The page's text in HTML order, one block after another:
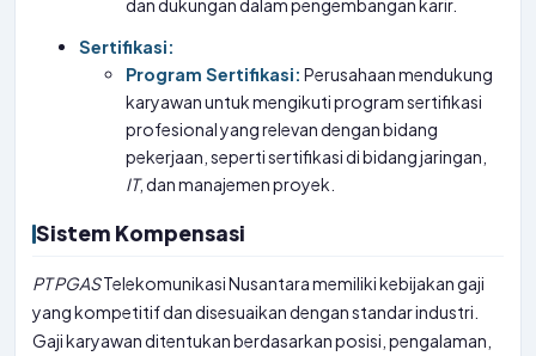
dan dukungan dalam pengembangan karir.
Sertifikasi:
Program Sertifikasi: Perusahaan mendukung
karyawan untuk mengikuti program sertifikasi
profesional yang relevan dengan bidang
pekerjaan, seperti sertifikasi di bidang jaringan,
IT, dan manajemen proyek.
Sistem Kompensasi
PTPGASTelekomunikasi Nusantara memiliki kebijakan gaji
yang kompetitif dan disesuaikan dengan standar industri.
Gaji karyawan ditentukan berdasarkan posisi, pengalaman,